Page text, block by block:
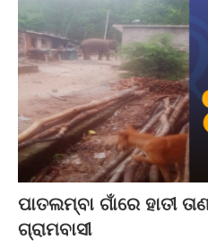
ପାତଲମ୍ବା ଗାଁରେ ହାତୀ
ଗ୍ରାମବାସୀ